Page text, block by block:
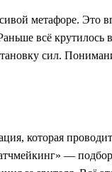
метафоре. Это
всё
сил.
которая
— подбор